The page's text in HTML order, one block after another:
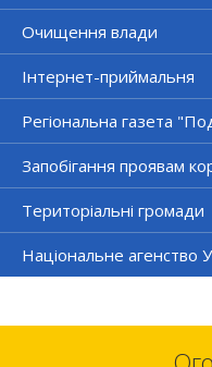
Очищення влади
Інтернет-приймальня
Регіональна газета
Запобігання проявам
Територіальні громади
Національне агенство